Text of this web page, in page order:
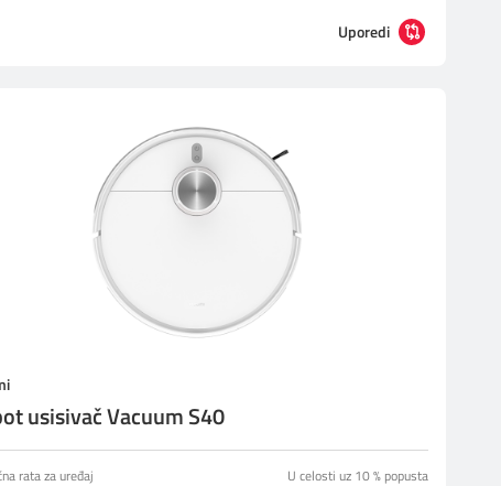
Uporedi
usisivač Vacuum S40
rata za uređaj U celosti uz 10 % popusta